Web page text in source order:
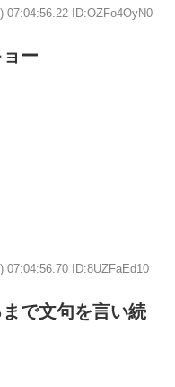
07:04:56.22 ID:OZFo4OyN0
ー
07:04:56.70 ID:8UZFaEd10
で文句を言い続